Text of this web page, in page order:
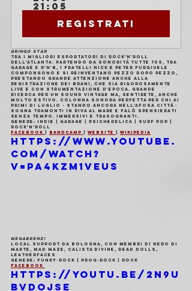
21:05
Registrati
GRINGO STAR
Tra i migliori esportatori di rock'n'roll
dell'Atlanta. Partendo da sonorità tutte 70s, tra
garage e r'n'b, i fratelli Nick e Peter Furgiuele
compongono e si reinventano pezzo dopo pezzo,
prestando grande attenzione anche alla
registrazione dei brani, che sia rigorosamente
live e con strumentazione d'epoca. Grande
ricerca per un sound vintage ma, sentirete, anche
molto estivo. Colonna sonora perfetta per chi ai
primi di luglio - stando ancora nell'afosa città -
sogna tramonti in riva al mare e falò spensierati
senza tempo. Immersivi e trasognanti.
Genere: indie | garage | psichedelica | surf pop |
rock'n'roll
Facebook | Bandcamp | Website | Wikipedia
https://www.youtube.
com/watch?
v=pA4Kzm1vEus
MEGABRENZ!
Local support da Bologna, con membri di Nero di
Marte, Mad Maze, Calista Divine, Dead Dolls,
Leatherfaces
Genere : funky-rock | prog-rock | rock
Facebook
https://youtu.be/2N9U
bVdoJSE